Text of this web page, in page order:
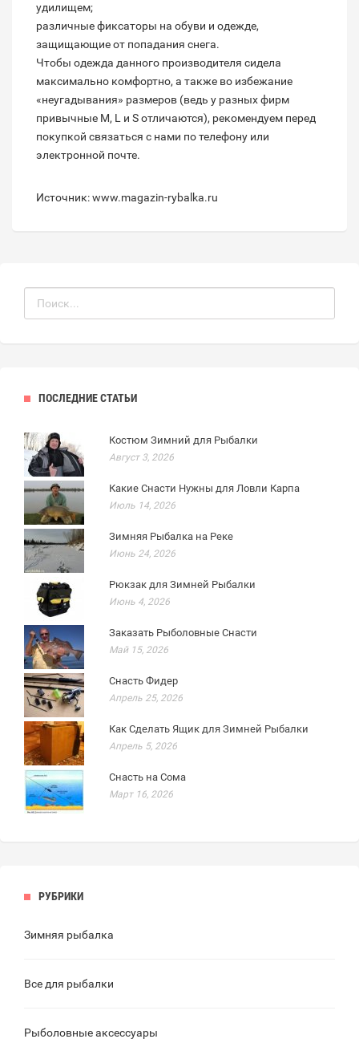
удилищем;
различные фиксаторы на обуви и одежде,
защищающие от попадания снега.
Чтобы одежда данного производителя сидела
максимально комфортно, а также во избежание
«неугадывания» размеров (ведь у разных фирм
привычные M, L и S отличаются), рекомендуем перед
покупкой связаться с нами по телефону или
электронной почте.
Источник: www.magazin-rybalka.ru
ПОСЛЕДНИЕ СТАТЬИ
Костюм Зимний для Рыбалки
Август 3, 2026
Какие Снасти Нужны для Ловли Карпа
Июль 14, 2026
Зимняя Рыбалка на Реке
Июнь 24, 2026
Рюкзак для Зимней Рыбалки
Июнь 4, 2026
Заказать Рыболовные Снасти
Май 15, 2026
Снасть Фидер
Апрель 25, 2026
Как Сделать Ящик для Зимней Рыбалки
Апрель 5, 2026
Снасть на Сома
Март 16, 2026
РУБРИКИ
Зимняя рыбалка
Все для рыбалки
Рыболовные аксессуары